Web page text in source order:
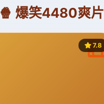
🍿 爆笑4480爽片
7.8